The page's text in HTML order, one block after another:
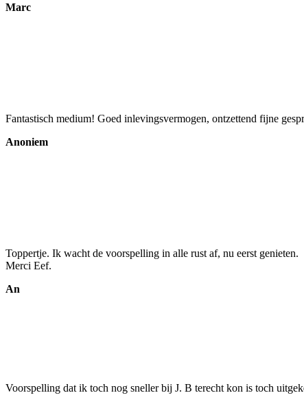
Marc
Fantastisch medium! Goed inlevingsvermogen, ontzettend fijne
Anoniem
Toppertje. Ik wacht de voorspelling in alle rust af, nu eerst genieten.
Merci Eef.
An
Voorspelling dat ik toch nog sneller bij J. B terecht kon is toch